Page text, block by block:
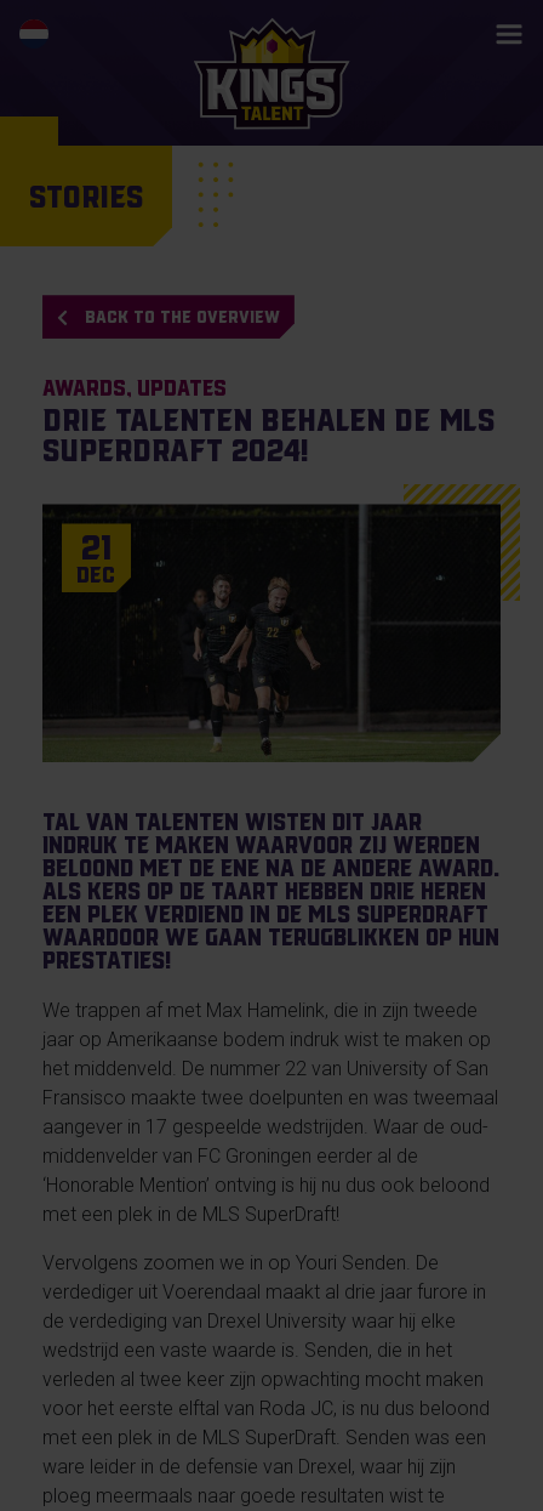
STORIES
BACK TO THE OVERVIEW
Awards Updates
Drie talenten behalen de MLS
SuperDraft 2024!
21
Dec
Tal van talenten wisten dit jaar
indruk te maken waarvoor zij werden
beloond met de ene na de andere award.
Als kers op de taart hebben drie heren
een plek verdiend in de MLS SuperDraft
waardoor we gaan terugblikken op hun
prestaties!
We trappen af met Max Hamelink, die in zijn tweede
jaar op Amerikaanse bodem indruk wist te maken op
het middenveld. De nummer 22 van University of San
Fransisco maakte twee doelpunten en was tweemaal
aangever in 17 gespeelde wedstrijden. Waar de oud-
middenvelder van FC Groningen eerder al de
‘Honorable Mention’ ontving is hij nu dus ook beloond
met een plek in de MLS SuperDraft!
Vervolgens zoomen we in op Youri Senden. De
verdediger uit Voerendaal maakt al drie jaar furore in
de verdediging van Drexel University waar hij elke
wedstrijd een vaste waarde is. Senden, die in het
verleden al twee keer zijn opwachting mocht maken
voor het eerste elftal van Roda JC, is nu dus beloond
met een plek in de MLS SuperDraft. Senden was een
ware leider in de defensie van Drexel, waar hij zijn
ploeg meermaals naar goede resultaten wist te